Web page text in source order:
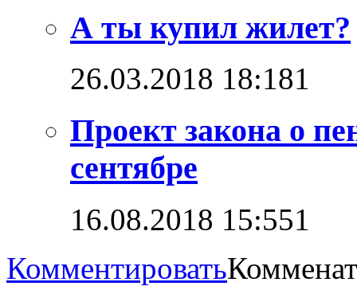
А ты купил жилет?
26.03.2018 18:181
Проект закона о
сентябре
16.08.2018 15:551
Комментировать